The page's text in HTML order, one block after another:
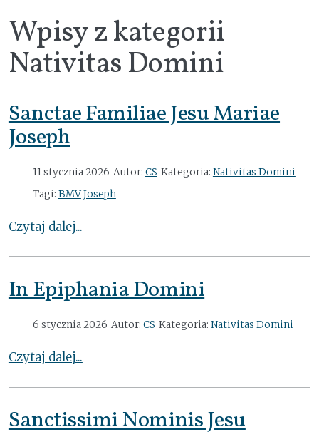
Wpisy z kategorii
Nativitas Domini
Sanctae Familiae Jesu Mariae
Joseph
11 stycznia 2026 Autor: CS Kategoria: Nativitas Domini
Tagi: BMVJoseph
Czytaj dalej...
In Epiphania Domini
6 stycznia 2026 Autor: CS Kategoria: Nativitas Domini
Czytaj dalej...
Sanctissimi Nominis Jesu